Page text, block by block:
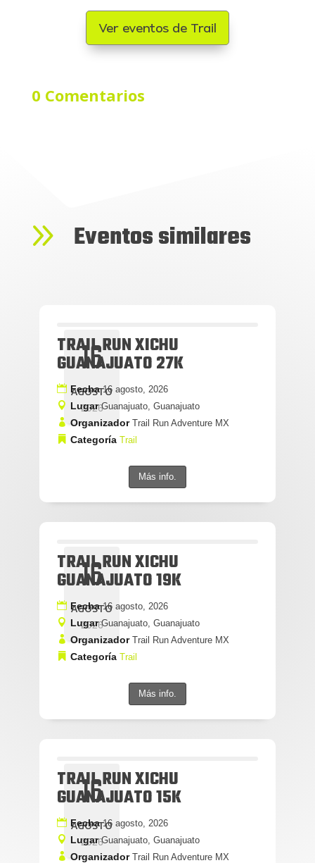
Ver eventos de Trail
0 Comentarios
9 Eventos similares
16
AGOSTO
2026
TRAIL RUN XICHU
GUANAJUATO 27K
Fecha16 agosto, 2026
LugarGuanajuato, Guanajuato
Organizador Trail Run Adventure MX
Categoría Trail
Más info.
16
AGOSTO
2026
TRAIL RUN XICHU
GUANAJUATO 19K
Fecha16 agosto, 2026
LugarGuanajuato, Guanajuato
Organizador Trail Run Adventure MX
Categoría Trail
Más info.
16
AGOSTO
2026
TRAIL RUN XICHU
GUANAJUATO 15K
Fecha16 agosto, 2026
LugarGuanajuato, Guanajuato
Organizador Trail Run Adventure MX